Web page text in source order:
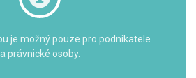
je možný pouze pro podnikatele
a právnické osoby.